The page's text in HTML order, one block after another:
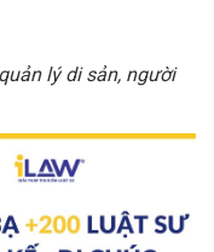
lý di sản, người